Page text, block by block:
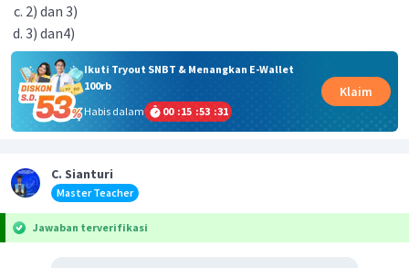
2) dan 3)
3) dan4)
Ikuti Tryout SNBT & Menangkan E-Wallet
100rb
Habis dalam
00 :15 :53 :31
Klaim
C. Sianturi
Master Teacher
Jawaban terverifikasi